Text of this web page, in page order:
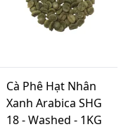
Cà Phê Hạt Nhân
Xanh Arabica SHG
18 - Washed - 1KG